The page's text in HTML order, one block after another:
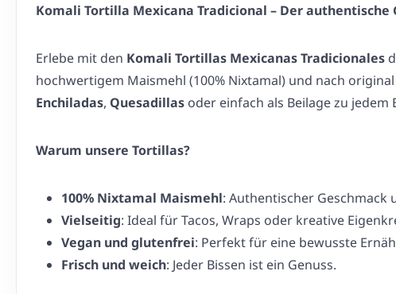
Komali Tortilla Mexicana Tradicional – Der authentische
Erlebe mit den Komali Tortillas Mexicanas Tradicionales
hochwertigem Maismehl (100% Nixtamal) und nach
Enchiladas, Quesadillas oder einfach als Beilage zu jedem
Warum unsere Tortillas?
100% Nixtamal Maismehl: Authentischer Geschmack
Vielseitig: Ideal für Tacos, Wraps oder kreative
Vegan und glutenfrei: Perfekt für eine bewusste
Frisch und weich: Jeder Bissen ist ein Genuss.